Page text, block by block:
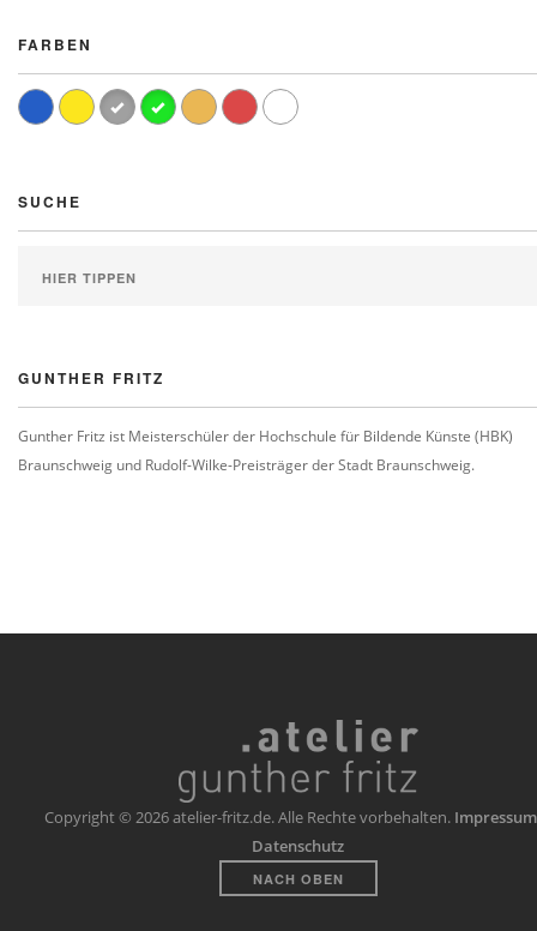
FARBEN
SUCHE
GUNTHER FRITZ
Gunther Fritz ist Meisterschüler der Hochschule für Bildende Künste (HBK)
Braunschweig und Rudolf-Wilke-Preisträger der Stadt Braunschweig.
Copyright © 2026 atelier-fritz.de. Alle Rechte vorbehalten.
Datenschutz
NACH OBEN